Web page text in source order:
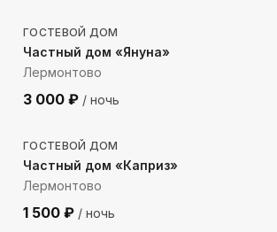
ГОСТЕВОЙ ДОМ
Частный дом «Януна»
Лермонтово
3 000 ₽ / ночь
221 м до моря
ГОСТЕВОЙ ДОМ
Частный дом «Каприз»
Лермонтово
1 500 ₽ / ночь
173м до моря